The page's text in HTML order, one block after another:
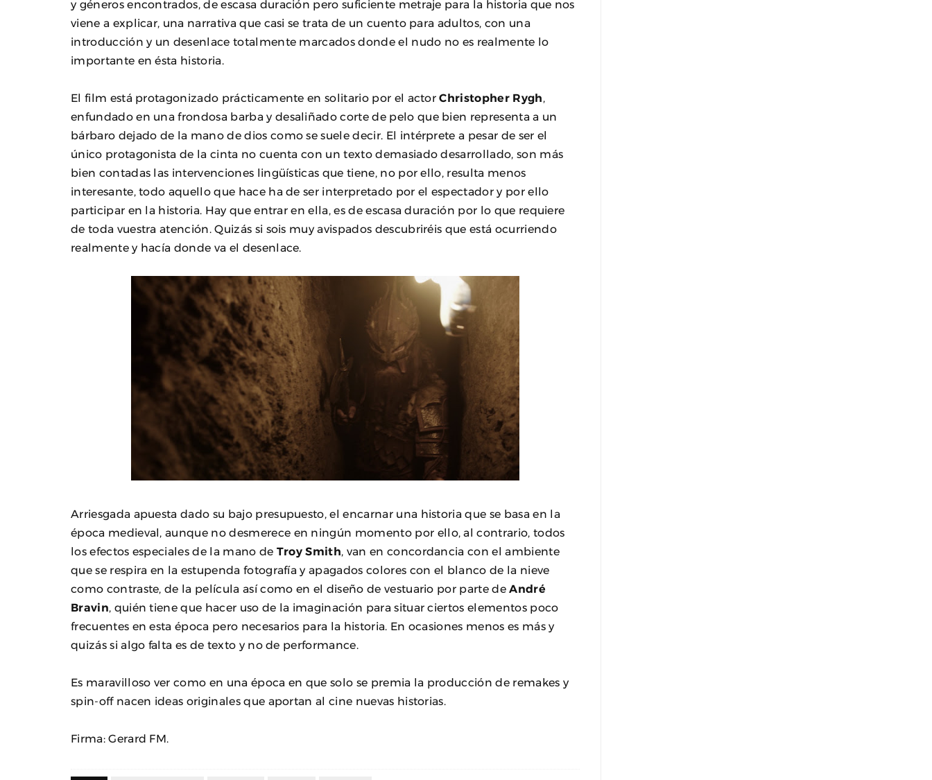
y géneros encontrados, de escasa duración pero suficiente metraje para la historia que nos
viene a explicar, una narrativa que casi se trata de un cuento para adultos, con una
introducción y un desenlace totalmente marcados donde el nudo no es realmente lo
importante en ésta historia.
El film está protagonizado prácticamente en solitario por el actorChristopher Rygh
enfundado en una frondosa barba y desaliñado corte de pelo que bien representa a un
bárbaro dejado de la mano de dios como se suele decir. El intérprete a pesar de ser el
único protagonista de la cinta no cuenta con un texto demasiado desarrollado, son más
bien contadas las intervenciones lingüísticas que tiene, no por ello, resulta menos
interesante, todo aquello que hace ha de ser interpretado por el espectador y por ello
participar en la historia. Hay que entrar en ella, es de escasa duración por lo que requiere
de toda vuestra atención. Quizás si sois muy avispados descubriréis que está ocurriendo
realmente y hacía donde va el desenlace.
Arriesgada apuesta dado su bajo presupuesto, el encarnar una historia que se basa en la
época medieval, aunque no desmerece en ningún momento por ello, al contrario, todos
los efectos especiales de la mano de Troy Smith, van en concordancia con el ambiente
que se respira en la estupenda fotografía y apagados colores con el blanco de la nieve
como contraste, de la película así como en el diseño de vestuario por parte deAndré
Bravin, quién tiene que hacer uso de la imaginación para situar ciertos elementos poco
frecuentes en esta época pero necesarios para la historia. En ocasiones menos es más y
quizás si algo falta es de texto y no de performance.
Es maravilloso ver como en una época en que solo se premia la producción de remakes y
spin-off nacen ideas originales que aportan al cine nuevas historias.
Firma: Gerard FM.